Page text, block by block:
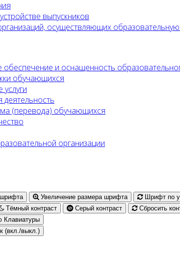
выпускников
осуществляющих
и оснащенность
обучающихся
(перевода) обучающихся
организации
Увеличение размера шрифта
Шрифт по
Тёмный контраст Серый контраст
Сбросить
Клавиатуры
(вкл./выкл.)